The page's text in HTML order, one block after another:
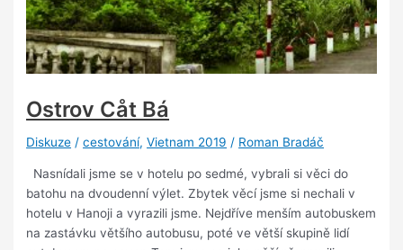
Ostrov Cåt Bá
Diskuze /cestování,Vietnam 2019 / Roman Bradáč
Nasnídali jsme se v hotelu po sedmé, vybrali si věci do
batohu na dvoudenní výlet. Zbytek věcí jsme si nechali v
hotelu v Hanoji a vyrazili jsme. Nejdříve menším autobuskem
na zastávku většího autobusu, poté ve větší skupině lidí